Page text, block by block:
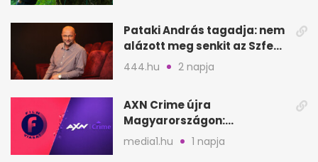
Pataki András tagadja: nem
alázott meg senkit az Szfe
felvételijén
444.hu 2 napja
AXN Crime újra
Magyarországon:
szeptembertől a Viasat Film
media1.hu 1 napja